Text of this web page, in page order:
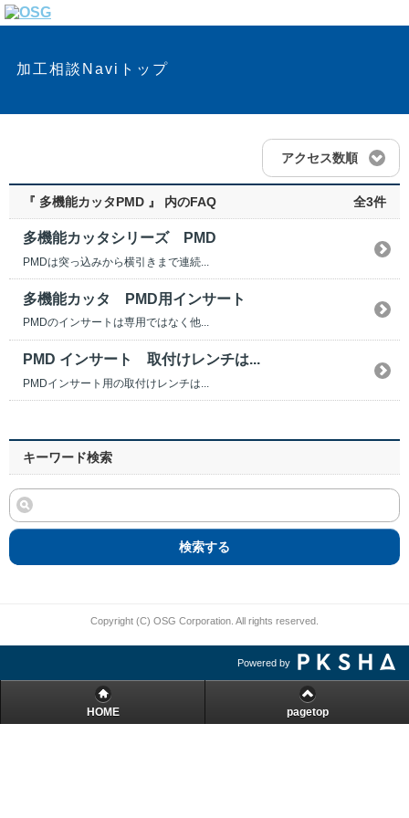
加工相談Naviトップ
アクセス数順
『 多機能カッタPMD 』 内のFAQ 全3件
多機能カッタシリーズ PMD
PMDは突っ込みから横引きまで連続...
多機能カッタ PMD用インサート
PMDのインサートは専用ではなく他...
PMD インサート 取付けレンチは...
PMDインサート用の取付けレンチは...
キーワード検索
検索する
Copyright (C) OSG Corporation. All rights reserved.
Powered by
HOME pagetop